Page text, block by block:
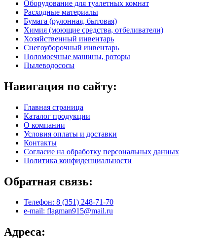
Оборудование для туалетных комнат
Расходные материалы
Бумага (рулонная, бытовая)
Химия (моющие средства, отбеливатели)
Хозяйственный инвентарь
Снегоуборочный инвентарь
Поломоечные машины, роторы
Пылеводососы
Навигация по сайту:
Главная страница
Каталог продукции
О компании
Условия оплаты и доставки
Контакты
Согласие на обработку персональных данных
Политика конфиденциальности
Обратная связь:
Телефон: 8 (351) 248-71-70
e-mail: flagman915@mail.ru
Адреса: